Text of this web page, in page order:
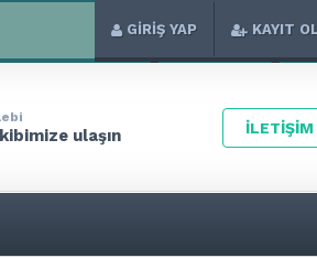
GİRİŞ YAP KAYIT
ulaşın İLETİŞİM